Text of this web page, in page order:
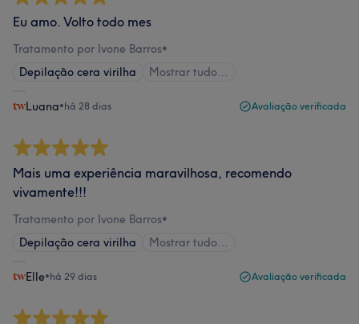
Eu amo. Volto todo mes
Tratamento por Ivone Barros•
Depilação cera virilha
Mostrar tudo…
Luana•há 28 dias Avaliação verificada
Mais uma experiência maravilhosa, recomendo
vivamente!!!
Tratamento por Ivone Barros•
Depilação cera virilha
Mostrar tudo…
Elle•há 29 dias Avaliação verificada